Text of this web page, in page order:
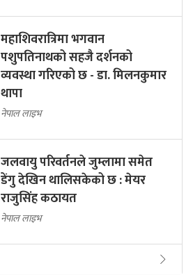
महाशिवरात्रिमा भगवान
पशुपतिनाथको सहजै दर्शनको
व्यवस्था गरिएको छ - डा. मिलनकुमार
थापा
नेपाल लाइभ
जलवायु परिवर्तनले जुम्लामा समेत
डेंगु देखिन थालिसकेको छ : मेयर
राजुसिंह कठायत
नेपाल लाइभ